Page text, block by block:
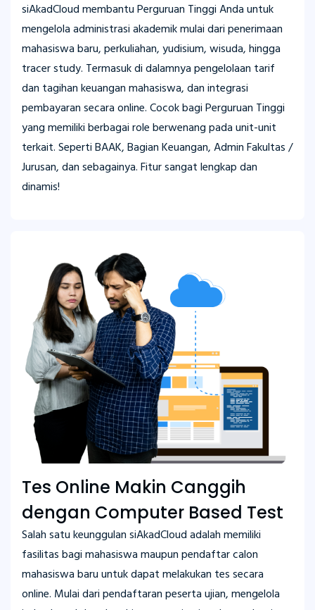
siAkadCloud membantu Perguruan Tinggi Anda untuk
mengelola administrasi akademik mulai dari penerimaan
mahasiswa baru, perkuliahan, yudisium, wisuda, hingga
tracer study. Termasuk di dalamnya pengelolaan tarif
dan tagihan keuangan mahasiswa, dan integrasi
pembayaran secara online. Cocok bagi Perguruan Tinggi
yang memiliki berbagai role berwenang pada unit-unit
terkait. Seperti BAAK, Bagian Keuangan, Admin Fakultas /
Jurusan, dan sebagainya. Fitur sangat lengkap dan
dinamis!
Tes Online Makin Canggih
dengan Computer Based Test
Salah satu keunggulan siAkadCloud adalah memiliki
fasilitas bagi mahasiswa maupun pendaftar calon
mahasiswa baru untuk dapat melakukan tes secara
online. Mulai dari pendaftaran peserta ujian, mengelola